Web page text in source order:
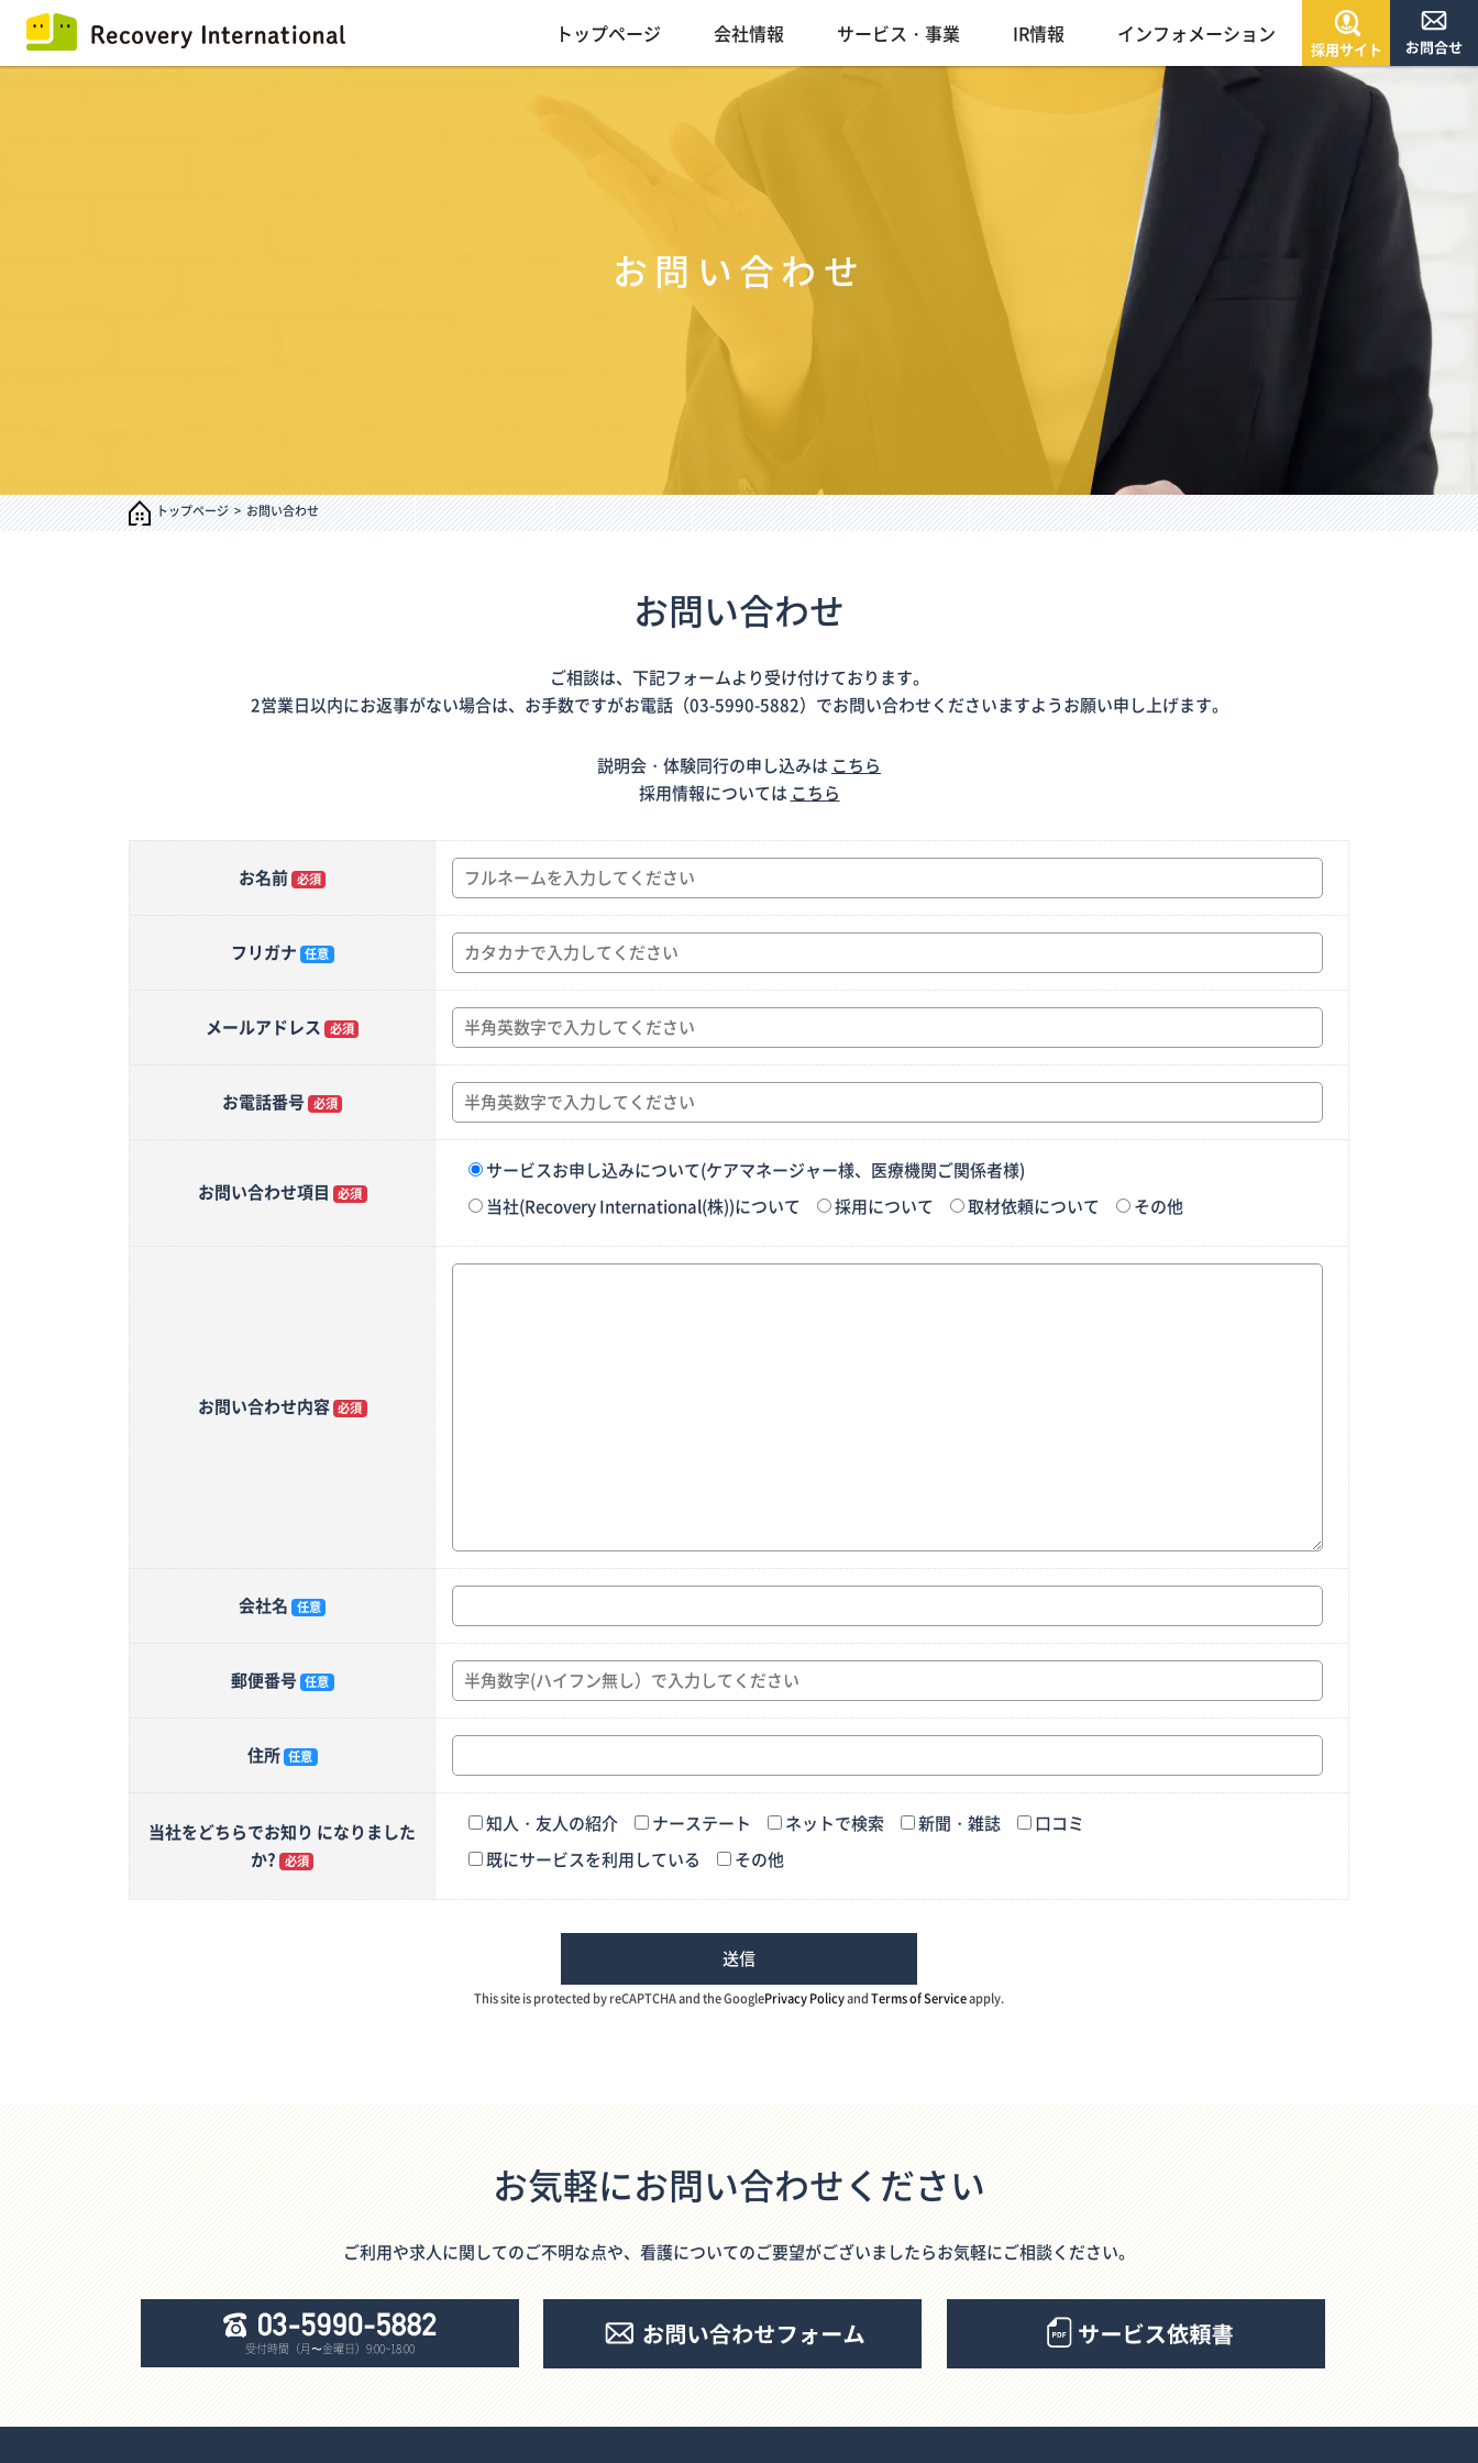
トップページ 会社情報 サービス・事業 IR情報 インフォメーション
採用サイト
お問い合わせ
トップページ お問い合わせ
お問い合わせ
ご相談は、下記フォームより受け付けております。
2営業日以内にお返事がない場合は、お手数ですがお電話（03-5990-5882）でお問い合わせくださいますようお願い申し上げます。
説明会・体験同行の申し込みは こちら
採用情報については こちら
お名前 必須
フリガナ 任意
メールアドレス 必須
お電話番号 必須
お問い合わせ項目 必須
サービスお申し込みについて(ケアマネージャー様、医療機関ご関係者様)
当社(Recovery International(株))について
採用について 取材依頼について その他
お問い合わせ内容 必須
会社名 任意
郵便番号 任意
住所 任意
当社をどちらでお知り になりました
か? 必須
知人・友人の紹介 ナーステート ネットで検索 新聞・雑誌
口コミ
既にサービスを利用している
その他
This site is protected by reCAPTCHA and the GooglePrivacy PolicyandTerms of Serviceapply.
お気軽にお問い合わせください
ご利用や求人に関してのご不明な点や、看護についてのご要望がございましたらお気軽にご相談ください。
受付時間（月〜金曜日）9:00~18:00